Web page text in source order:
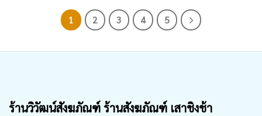
1 2 3 4 5
ร้านวิวัฒน์สังฆภัณฑ์ ร้านสังฆภัณฑ์ เสาชิงช้า